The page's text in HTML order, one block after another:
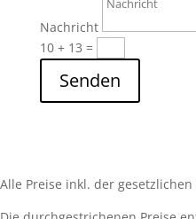
Nachricht
10 + 13 =
Senden
Alle Preise inkl. der gesetzlichen